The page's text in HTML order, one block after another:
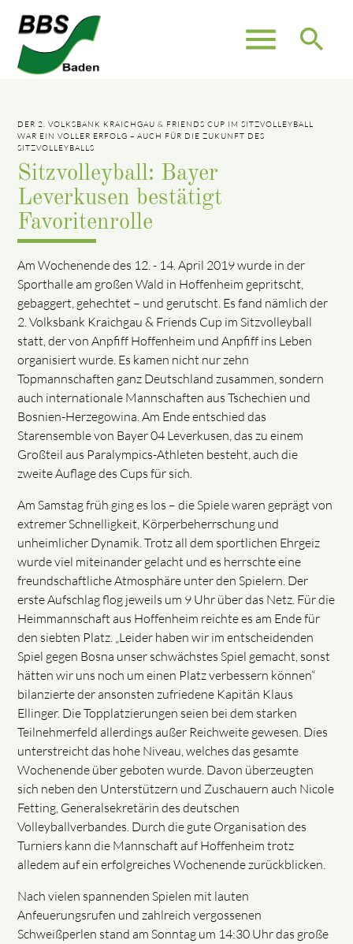
menu search
DER 2. VOLKSBANK KRAICHGAU & FRIENDS CUP IM SITZVOLLEYBALL
WAR EIN VOLLER ERFOLG – AUCH FÜR DIE ZUKUNFT DES
SITZVOLLEYBALLS
Sitzvolleyball: Bayer
Leverkusen bestätigt
Favoritenrolle
Am Wochenende des 12. - 14. April 2019 wurde in der
Sporthalle am großen Wald in Hoffenheim gepritscht,
gebaggert, gehechtet – und gerutscht. Es fand nämlich der
2. Volksbank Kraichgau & Friends Cup im Sitzvolleyball
statt, der von Anpfiff Hoffenheim und Anpfiff ins Leben
organisiert wurde. Es kamen nicht nur zehn
Topmannschaften ganz Deutschland zusammen, sondern
auch internationale Mannschaften aus Tschechien und
Bosnien-Herzegowina. Am Ende entschied das
Starensemble von Bayer 04 Leverkusen, das zu einem
Großteil aus Paralympics-Athleten besteht, auch die
zweite Auflage des Cups für sich.
Am Samstag früh ging es los – die Spiele waren geprägt von
extremer Schnelligkeit, Körperbeherrschung und
unheimlicher Dynamik. Trotz all dem sportlichen Ehrgeiz
wurde viel miteinander gelacht und es herrschte eine
freundschaftliche Atmosphäre unter den Spielern. Der
erste Aufschlag flog jeweils um 9 Uhr über das Netz. Für die
Heimmannschaft aus Hoffenheim reichte es am Ende für
den siebten Platz. „Leider haben wir im entscheidenden
Spiel gegen Bosna unser schwächstes Spiel gemacht, sonst
hätten wir uns noch um einen Platz verbessern können“
bilanzierte der ansonsten zufriedene Kapitän Klaus
Ellinger. Die Topplatzierungen seien bei dem starken
Teilnehmerfeld allerdings außer Reichweite gewesen. Dies
unterstreicht das hohe Niveau, welches das gesamte
Wochenende über geboten wurde. Davon überzeugten
sich neben den Unterstützern und Zuschauern auch Nicole
Fetting, Generalsekretärin des deutschen
Volleyballverbandes. Durch die gute Organisation des
Turniers kann die Mannschaft auf Hoffenheim trotz
alledem auf ein erfolgreiches Wochenende zurückblicken.
Nach vielen spannenden Spielen mit lauten
Anfeuerungsrufen und zahlreich vergossenen
Schweißperlen stand am Sonntag um 14:30 Uhr das große